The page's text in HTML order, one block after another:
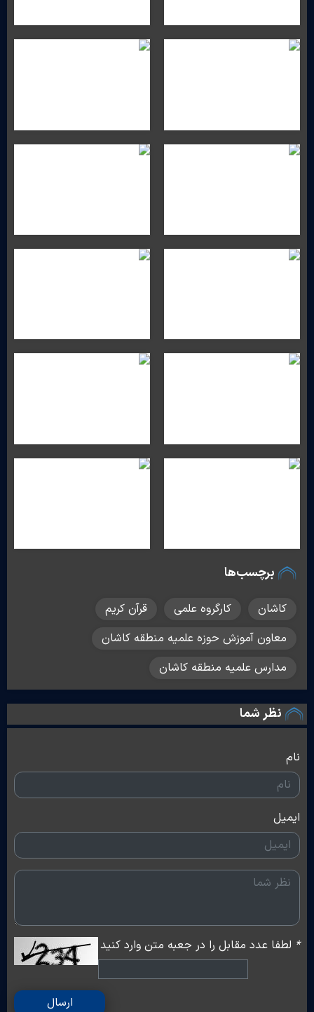
برچسب‌ها
کاشان کارگروه علمی
قرآن کریم
معاون آموزش حوزه علمیه منطقه کاشان
مدارس علمیه منطقه کاشان
نظر شما
نام
ایمیل
* لطفا عدد مقابل را در جعبه متن وارد کنید
ارسال